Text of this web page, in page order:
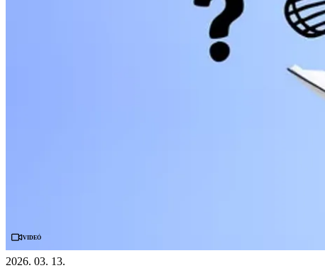
Videó
2026. 03. 13.